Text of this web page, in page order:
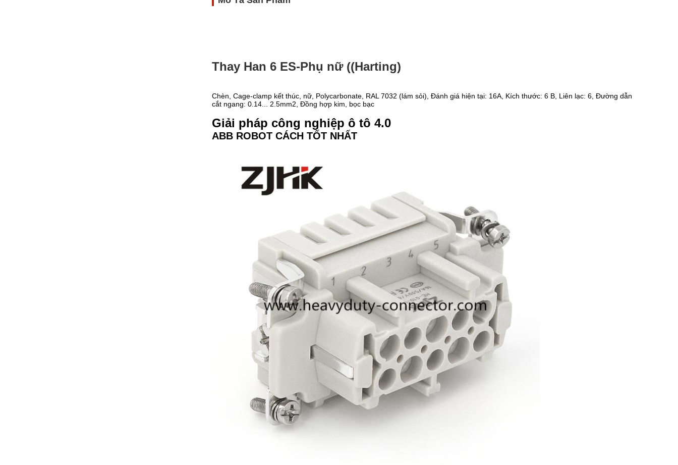
Thay Han 6 ES-Phụ nữ ((Harting)
Chèn, Cage-clamp kết thúc, nữ, Polycarbonate, RAL 7032 (lám sỏi), Đánh giá hiện tại: 16A, Kích thước: 6 B, Liên lạc: 6, Đường dẫn
cắt ngang: 0.14... 2.5mm2, Đồng hợp kim, bọc bạc
Giải pháp công nghiệp ô tô 4.0
ABB ROBOT CÁCH TỐT NHẤT